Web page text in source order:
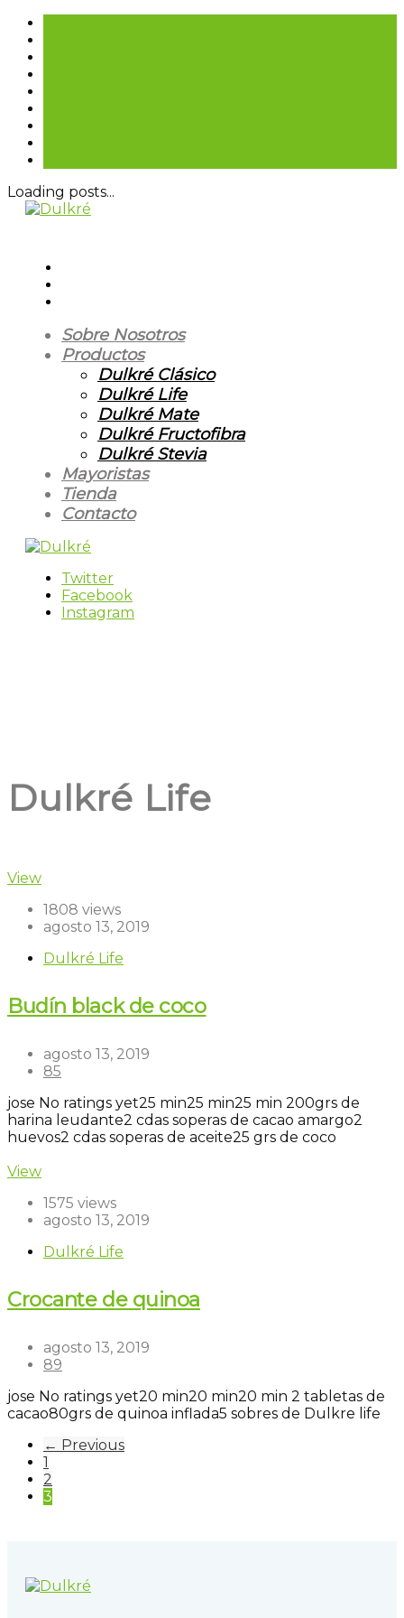
Loading posts...
Sobre Nosotros
Productos
Dulkré Clásico
Dulkré Life
Dulkré Mate
Dulkré Fructofibra
Dulkré Stevia
Mayoristas
Tienda
Contacto
Twitter
Facebook
Instagram
Dulkré Life
View
1808 views
agosto 13, 2019
Dulkré Life
Budín black de coco
agosto 13, 2019
85
jose No ratings yet25 min25 min25 min 200grs de
harina leudante2 cdas soperas de cacao amargo2
huevos2 cdas soperas de aceite25 grs de coco
View
1575 views
agosto 13, 2019
Dulkré Life
Crocante de quinoa
agosto 13, 2019
89
jose No ratings yet20 min20 min20 min 2 tabletas de
cacao80grs de quinoa inflada5 sobres de Dulkre life
← Previous
1
2
3